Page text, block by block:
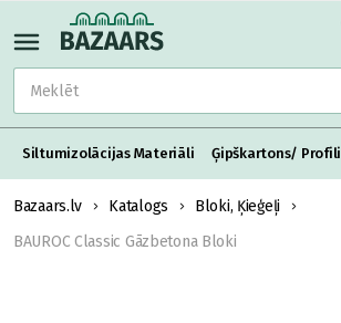
Siltumizolācijas Materiāli Ģipškartons/ Profili
Bazaars.lv Katalogs
Bloki, Ķieģeļi
BAUROC Classic Gāzbetona Bloki